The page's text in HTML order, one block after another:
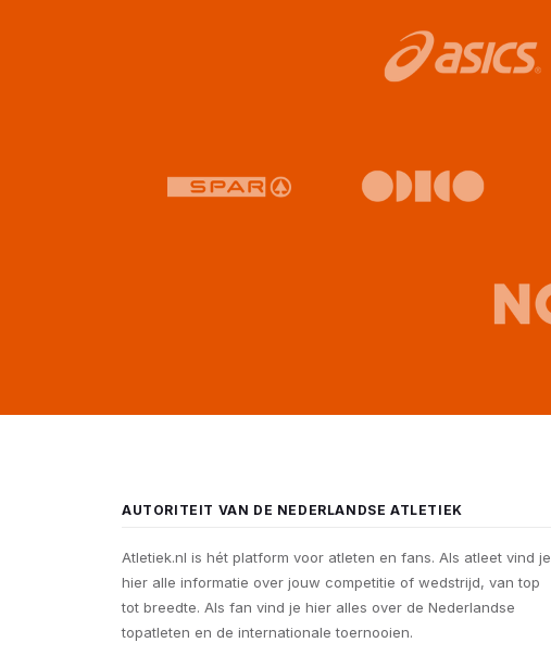
AUTORITEIT VAN DE NEDERLANDSE ATLETIEK
Atletiek.nl is hét platform voor atleten en fans. Als atleet vind je
hier alle informatie over jouw competitie of wedstrijd, van top
tot breedte. Als fan vind je hier alles over de Nederlandse
topatleten en de internationale toernooien.